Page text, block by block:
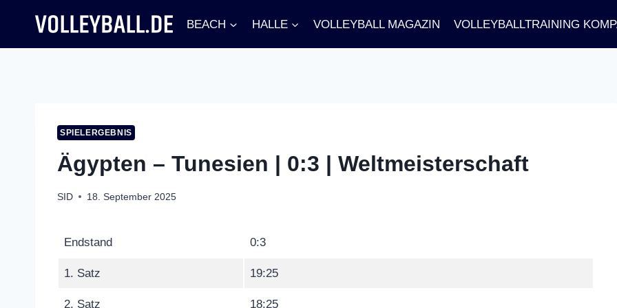
springen
BEACH HALLE VOLLEYBALL MAGAZIN VOLLEYBALLTRAINING
SPIELERGEBNIS
Ägypten – Tunesien | 0:3 | Weltmeisterschaft
SID 18. September 2025
Endstand 0:3
1. Satz 19:25
2. Satz 18:25